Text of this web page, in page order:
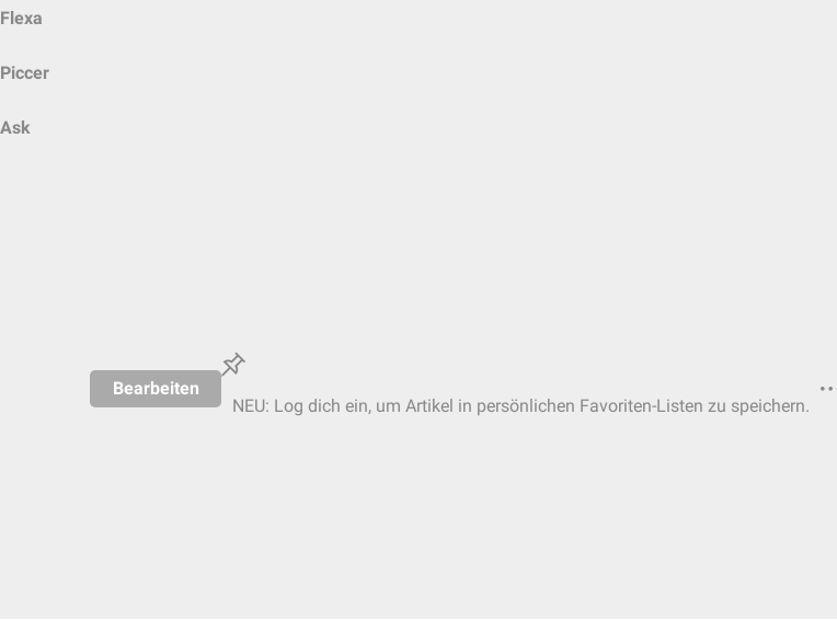
Flexa
Piccer
Ask
Bearbeiten
NEU: Log dich ein, um Artikel in persönlichen Favoriten-Listen zu speichern.